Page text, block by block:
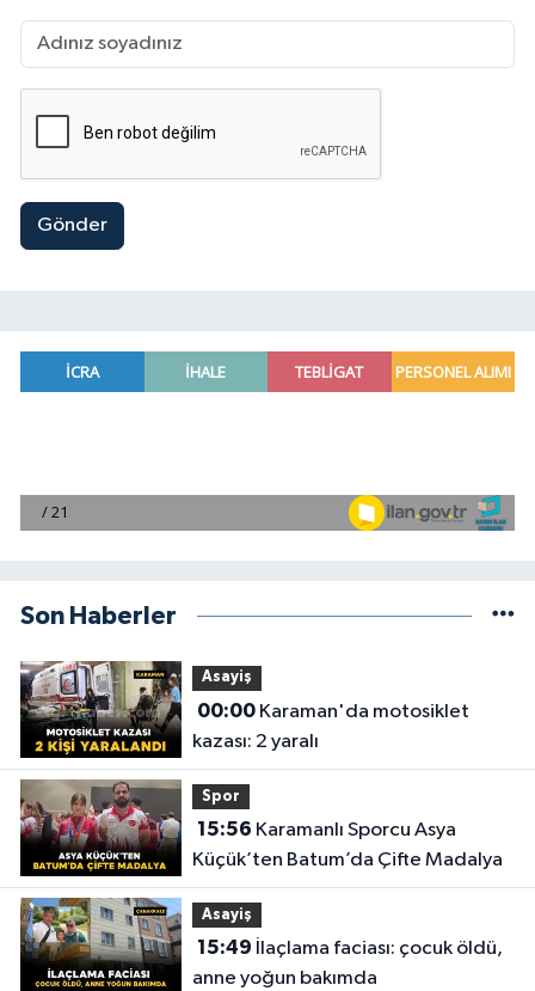
Gönder
Son Haberler
Asayiş
00:00Karaman'da motosiklet
kazası: 2 yaralı
Spor
15:56
Küçük’ten Batum’da Çifte Madalya
Asayiş
15:49
anne yoğun bakımda